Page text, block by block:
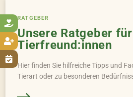



RATGEBER
Unsere Ratgeber für
Tierfreund:innen
Hier finden Sie hilfreiche Tipps und
Tierart oder zu besonderen